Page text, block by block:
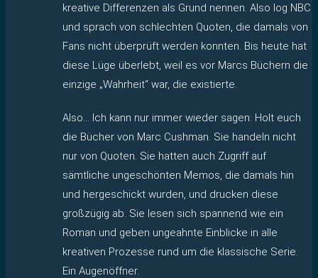
kreative Differenzen als Grund nennen. Also log NBC
und sprach von schlechten Quoten, die damals von
Fans nicht überprüft werden konnten. Bis heute hat
diese Lüge überlebt, weil es vor Marcs Büchern die
einzige „Wahrheit“ war, die existierte.
Also… Ich kann nur immer wieder sagen: Holt euch
die Bücher von Marc Cushman. Sie handeln nicht
nur von Quoten. Sie hatten auch Zugriff auf
sämtliche ungeschönten Memos, die damals hin
und hergeschickt wurden, und drucken diese
großzügig ab. Sie lesen sich spannend wie ein
Roman und geben ungeahnte Einblicke in alle
kreativen Prozesse rund um die klassische Serie.
Ein Augenöffner.